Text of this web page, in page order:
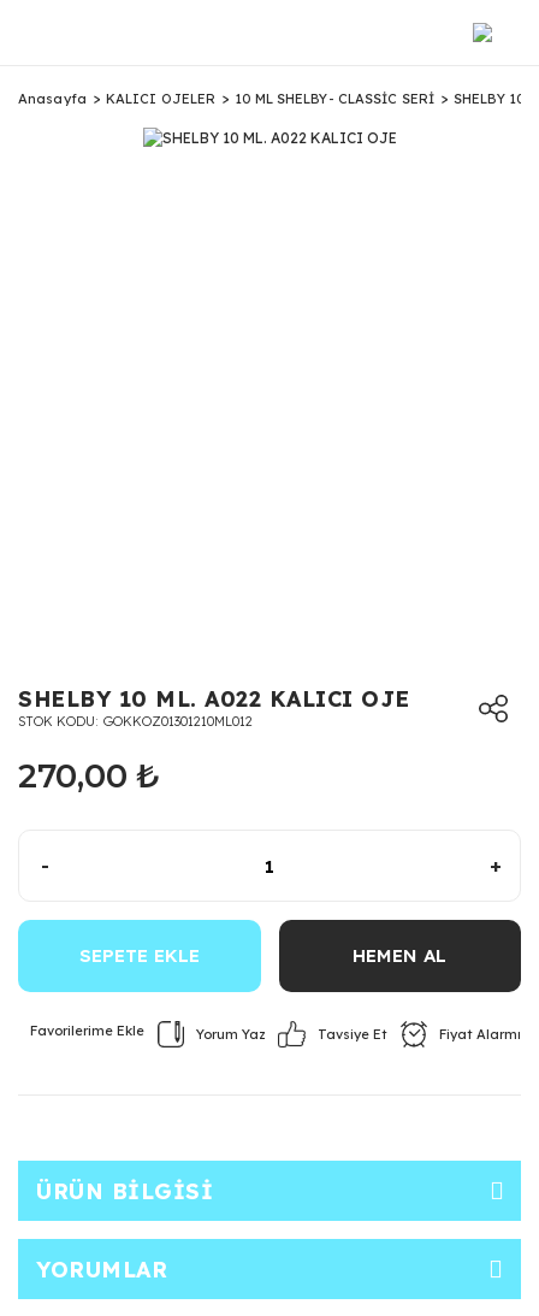
Anasayfa KALICI OJELER 10 ML SHELBY- CLASSİC SERİ SHELBY 10
SHELBY 10 ML. A022 KALICI OJE
STOK KODU GOKKOZ01301210ML012
270,00 ₺
- +
SEPETE EKLE HEMEN AL
Yorum Yaz Tavsiye Et Fiyat Alarmı
ÜRÜN BILGISI
YORUMLAR